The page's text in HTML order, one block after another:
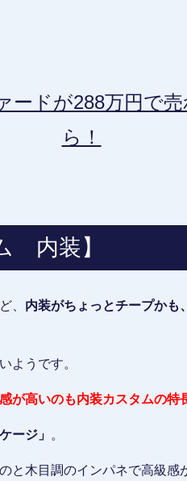
ドが288万円で
ら！
内装】
、 内装がちょっとチープかも
ようです。
が高いのも内装カスタムの特
ージ」 。
と木目調のインパネで高級感